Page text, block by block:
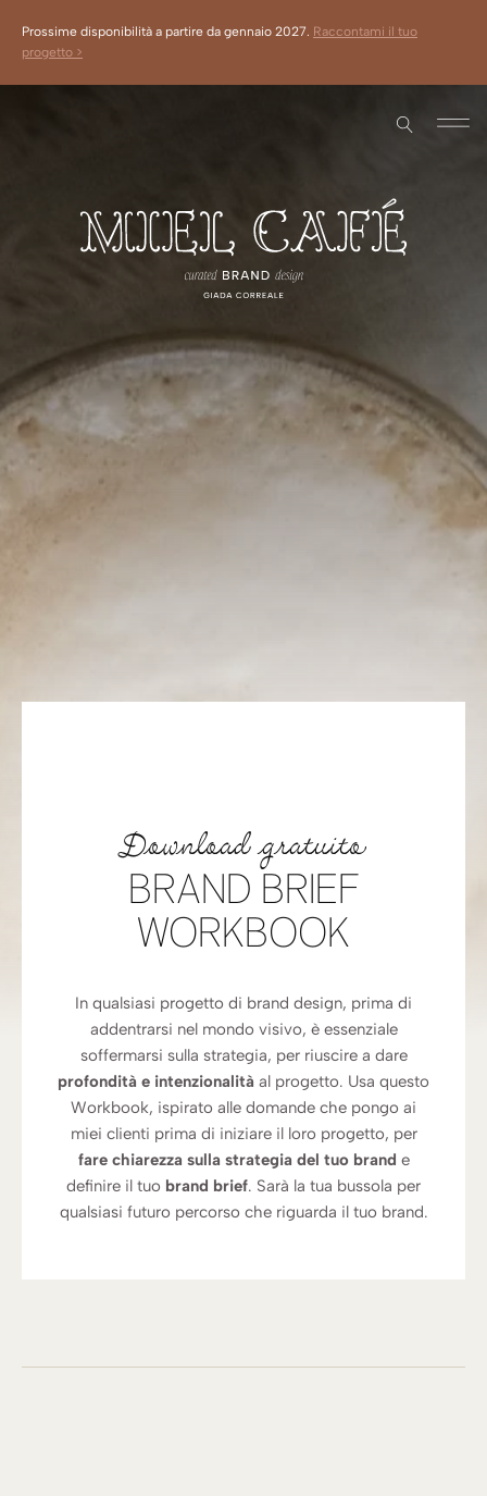
Prossime disponibilità a partire da gennaio 2027. Raccontami il tuo
progetto >
Download gratuito
BRAND BRIEF
WORKBOOK
In qualsiasi progetto di brand design, prima di
addentrarsi nel mondo visivo, è essenziale
soffermarsi sulla strategia, per riuscire a dare
profondità e intenzionalità al progetto. Usa questo
Workbook, ispirato alle domande che pongo ai
miei clienti prima di iniziare il loro progetto, per
fare chiarezza sulla strategia del tuo brand e
definire il tuo brand brief. Sarà la tua bussola per
qualsiasi futuro percorso che riguarda il tuo brand.